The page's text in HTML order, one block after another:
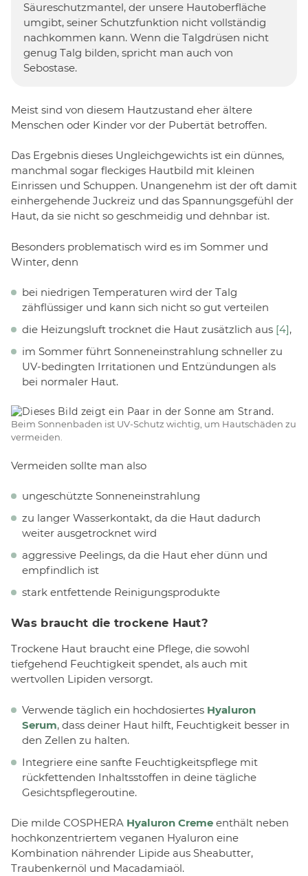
Säureschutzmantel, der unsere Hautoberfläche
umgibt, seiner Schutzfunktion nicht vollständig
nachkommen kann. Wenn die Talgdrüsen nicht
genug Talg bilden, spricht man auch von
Sebostase.
Meist sind von diesem Hautzustand eher ältere
Menschen oder Kinder vor der Pubertät betroffen.
Das Ergebnis dieses Ungleichgewichts ist ein dünnes,
manchmal sogar fleckiges Hautbild mit kleinen
Einrissen und Schuppen. Unangenehm ist der oft damit
einhergehende Juckreiz und das Spannungsgefühl der
Haut, da sie nicht so geschmeidig und dehnbar ist.
Besonders problematisch wird es im Sommer und
Winter, denn
bei niedrigen Temperaturen wird der Talg
zähflüssiger und kann sich nicht so gut verteilen
die Heizungsluft trocknet die Haut zusätzlich aus [4],
im Sommer führt Sonneneinstrahlung schneller zu
UV-bedingten Irritationen und Entzündungen als
bei normaler Haut.
Beim Sonnenbaden ist UV-Schutz wichtig, um Hautschäden zu
vermeiden.
Vermeiden sollte man also
ungeschützte Sonneneinstrahlung
zu langer Wasserkontakt, da die Haut dadurch
weiter ausgetrocknet wird
aggressive Peelings, da die Haut eher dünn und
empfindlich ist
stark entfettende Reinigungsprodukte
Was braucht die trockene Haut?
Trockene Haut braucht eine Pflege, die sowohl
tiefgehend Feuchtigkeit spendet, als auch mit
wertvollen Lipiden versorgt.
Verwende täglich ein hochdosiertes Hyaluron
Serum, dass deiner Haut hilft, Feuchtigkeit besser in
den Zellen zu halten.
Integriere eine sanfte Feuchtigkeitspflege mit
rückfettenden Inhaltsstoffen in deine tägliche
Gesichtspflegeroutine.
Die milde COSPHERA Hyaluron Creme enthält neben
hochkonzentriertem veganen Hyaluron eine
Kombination nährender Lipide aus Sheabutter,
Traubenkernöl und Macadamiaöl.